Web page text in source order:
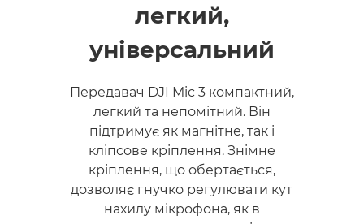
легкий,
універсальний
Передавач DJI Mic 3 компактний,
легкий та непомітний. Він
підтримує як магнітне, так і
кліпсове кріплення. Знімне
кріплення, що обертається,
дозволяє гнучко регулювати кут
нахилу мікрофона, як в